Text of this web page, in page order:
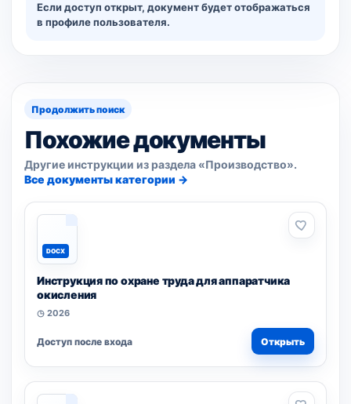
Если доступ открыт, документ будет отображаться
в профиле пользователя.
Продолжить поиск
Похожие документы
Другие инструкции из раздела «Производство».
Все документы категории →
DOCX
Инструкция по охране труда для аппаратчика
окисления
◷ 2026
Доступ после входа Открыть